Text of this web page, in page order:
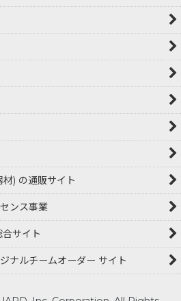
) の通販サイト
ンス事業
サイト
ナルチームオーダー サイト